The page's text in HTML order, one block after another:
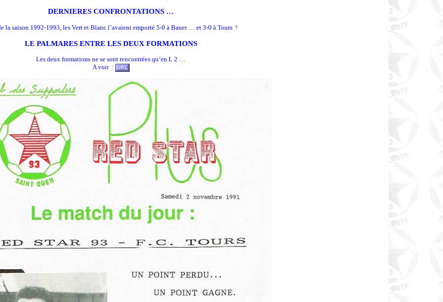
DERNIERES CONFRONTATIONS …
la saison 1992-1993, les Vert et Blanc l’avaient emporté 5-0 à Bauer … et 3-0 à Tours !
LE PALMARES ENTRE LES DEUX FORMATIONS
Les deux formations ne se sont rencontrées qu’en L 2 …
A voir :